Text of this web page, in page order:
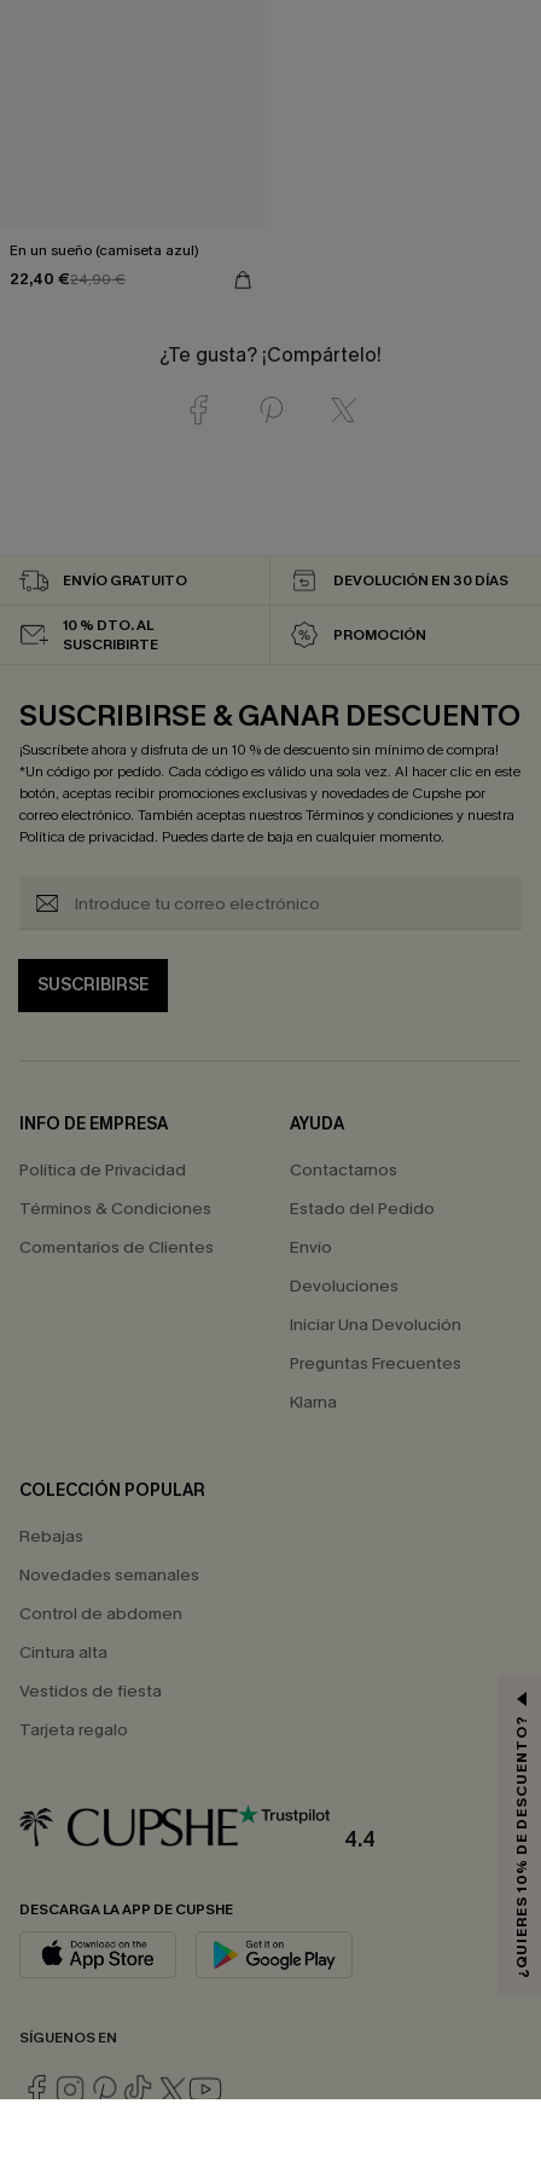
En un sueño (camiseta azul)
22,40 €24,90 €
¿Te gusta? ¡Compártelo!
ENVÍO GRATUITO DEVOLUCIÓN EN 30 DÍAS
10 % DTO. AL
SUSCRIBIRTE
PROMOCIÓN
SUSCRIBIRSE & GANAR DESCUENTO
¡Suscríbete ahora y disfruta de un 10 % de descuento sin mínimo de compra!
*Un código por pedido. Cada código es válido una sola vez. Al hacer clic en este
botón, aceptas recibir promociones exclusivas y novedades de Cupshe por
correo electrónico. También aceptas nuestrosTérminos y condicionesy nuestra
Política de privacidad. Puedes darte de baja en cualquier momento.
SUSCRIBIRSE
INFO DE EMPRESA
Política de Privacidad
Términos & Condiciones
Comentarios de Clientes
AYUDA
Contactarnos
Estado del Pedido
Envío
Devoluciones
Iniciar Una Devolución
Preguntas Frecuentes
Klarna
COLECCIÓN POPULAR
Rebajas
Novedades semanales
Control de abdomen
Cintura alta
Vestidos de fiesta
Tarjeta regalo
4.4
DESCARGA LA APP DE CUPSHE
SÍGUENOS EN
¿QUIERES 10% DE DESCUENTO?